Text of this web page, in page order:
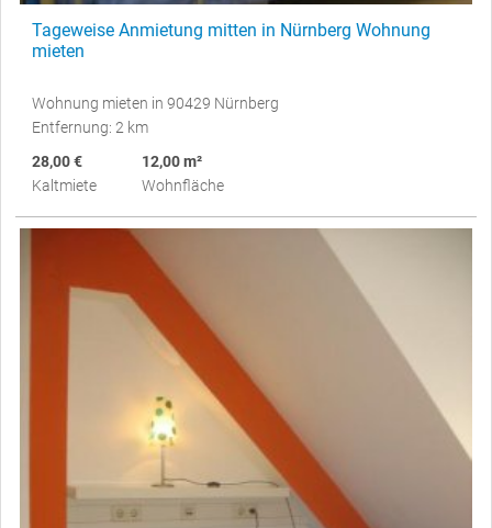
Tageweise Anmietung mitten in Nürnberg Wohnung
mieten
Wohnung mieten in 90429 Nürnberg
Entfernung: 2 km
28,00 €
Kaltmiete
12,00 m²
Wohnfläche